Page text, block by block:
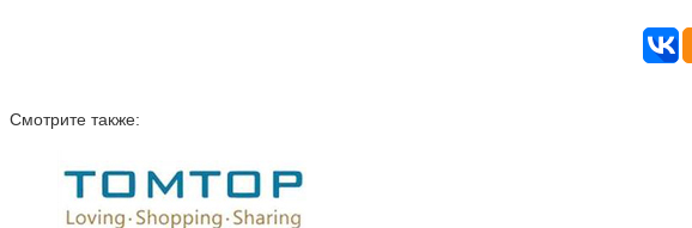
Смотрите также: